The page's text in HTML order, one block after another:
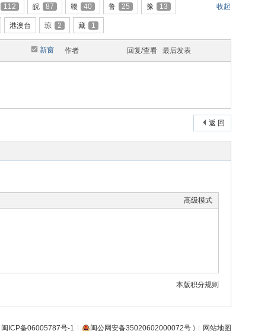
收起
112 皖 87 赣 40 鲁 25 豫 13
港澳台 琼 2 藏 1
新窗 作者 回复/查看 最后发表
返 回
高级模式
本版积分规则
闽ICP备06005787号-1 闽公网安备35020602000072号 ) 网站地图